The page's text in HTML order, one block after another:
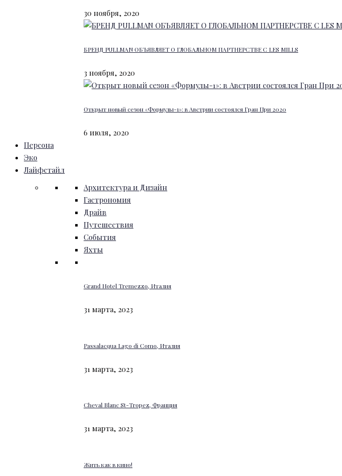
30 ноября, 2020
БРЕНД PULLMAN ОБЪЯВЛЯЕТ О ГЛОБАЛЬНОМ ПАРТНЕРСТВЕ С LES MILLS
3 ноября, 2020
Открыт новый сезон «Формулы-1»: в Австрии состоялся Гран При 2020
6 июля, 2020
Персона
Эко
Лайфстайл
Архитектура и Дизайн
Гастрономия
Драйв
Путешествия
События
Яхты
Grand Hotel Tremezzo, Италия
31 марта, 2023
Passalacqua Lago di Como, Италия
31 марта, 2023
Cheval Blanc St-Tropez, Франция
31 марта, 2023
Жить как в кино!